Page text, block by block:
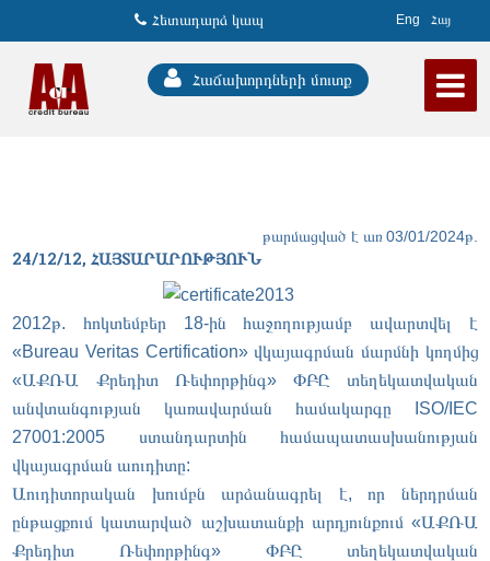
Հայ
Eng
Հետադարձ կապ
Հաճախորդների մուտք
24/12/12, ՀԱՅՏԱՐԱՐՈՒԹՅՈՒՆ
թարմացված է առ 03/01/2024թ.
2012թ. հոկտեմբեր 18-ին հաջողությամբ ավարտվել է
«Bureau Veritas Certification» վկայագրման մարմնի կողմից
«ԱՔՌԱ Քրեդիտ Ռեփորթինգ» ՓԲԸ տեղեկատվական
անվտանգության կառավարման համակարգը ISO/IEC
27001:2005 ստանդարտին համապատասխանության
վկայագրման աուդիտը:
Աուդիտորական խումբն արձանագրել է, որ ներդրման
ընթացքում կատարված աշխատանքի արդյունքում «ԱՔՌԱ
Քրեդիտ Ռեփորթինգ» ՓԲԸ տեղեկատվական